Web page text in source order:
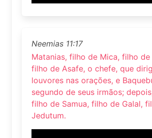
Neemias 11:17
Matanias, filho de Mica, filho de
filho de Asafe, o chefe, que
louvores nas orações, e
segundo de seus irmãos;
filho de Samua, filho de Galal,
Jedutum.